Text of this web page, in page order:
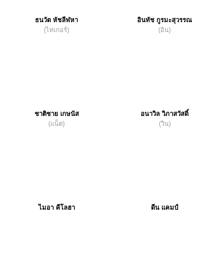
ธนวัต หัชลีฬหา
(ไทเกอร์)
อินทัช กูรมะสุวรรณ
(อิน)
ชาติชาย เกษนัส
(แน็ต)
อนาวิล วิภาสวัสดิ์
(วิน)
ไมอา คีโลฮา ดีน แคมป์